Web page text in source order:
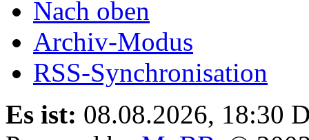
Nach oben
Archiv-Modus
RSS-Synchronisation
Es ist: 08.08.2026, 18:30